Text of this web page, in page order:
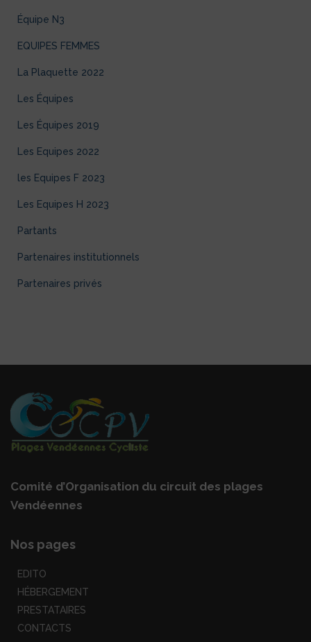
Équipe N3
EQUIPES FEMMES
La Plaquette 2022
Les Équipes
Les Équipes 2019
Les Equipes 2022
les Equipes F 2023
Les Equipes H 2023
Partants
Partenaires institutionnels
Partenaires privés
Comité d’Organisation du circuit des plages
Vendéennes
Nos pages
EDITO
HÉBERGEMENT
PRESTATAIRES
CONTACTS